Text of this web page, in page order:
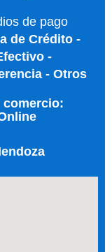
de pago
de Crédito -
-
- Otros
comercio: